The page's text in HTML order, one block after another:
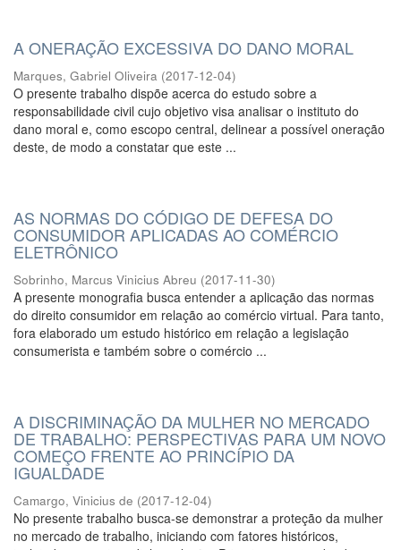
A ONERAÇÃO EXCESSIVA DO DANO MORAL
Marques, Gabriel Oliveira (2017-12-04)
O presente trabalho dispõe acerca do estudo sobre a
responsabilidade civil cujo objetivo visa analisar o instituto do
dano moral e, como escopo central, delinear a possível oneração
deste, de modo a constatar que este ...
AS NORMAS DO CÓDIGO DE DEFESA DO
CONSUMIDOR APLICADAS AO COMÉRCIO
ELETRÔNICO
Sobrinho, Marcus Vinicius Abreu (2017-11-30)
A presente monografia busca entender a aplicação das normas
do direito consumidor em relação ao comércio virtual. Para tanto,
fora elaborado um estudo histórico em relação a legislação
consumerista e também sobre o comércio ...
A DISCRIMINAÇÃO DA MULHER NO MERCADO
DE TRABALHO: PERSPECTIVAS PARA UM NOVO
COMEÇO FRENTE AO PRINCÍPIO DA
IGUALDADE
Camargo, Vinicius de (2017-12-04)
No presente trabalho busca-se demonstrar a proteção da mulher
no mercado de trabalho, iniciando com fatores históricos,